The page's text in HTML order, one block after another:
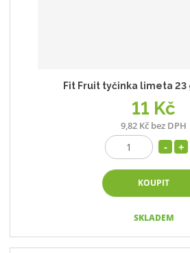
Fit Fruit tyčinka limeta 23
11 Kč
9,82 Kč bez DPH
KOUPIT
SKLADEM